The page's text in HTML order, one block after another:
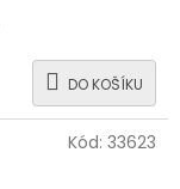
DO KOŠÍKU
Kód: 33623